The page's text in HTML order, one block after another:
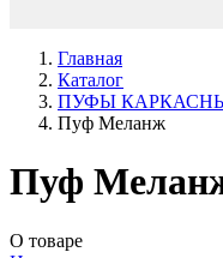
Главная
Каталог
ПУФЫ
Пуф Меланж
Пуф
О товаре